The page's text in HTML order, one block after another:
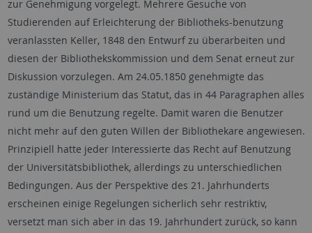
zur Genehmigung vorgelegt. Mehrere Gesuche von
Studierenden auf Erleichterung der Bibliotheks-benutzung
veranlassten Keller, 1848 den Entwurf zu überarbeiten und
diesen der Bibliothekskommission und dem Senat erneut zur
Diskussion vorzulegen. Am 24.05.1850 genehmigte das
zuständige Ministerium das Statut, das in 44 Paragraphen alles
rund um die Benutzung regelte. Damit waren die Benutzer
nicht mehr auf den guten Willen der Bibliothekare angewiesen.
Prinzipiell hatte jeder Interessierte das Recht auf Benutzung
der Universitätsbibliothek, allerdings zu unterschiedlichen
Bedingungen. Aus der Perspektive des 21. Jahrhunderts
erscheinen einige Regelungen sicherlich sehr restriktiv,
versetzt man sich aber in das 19. Jahrhundert zurück, so kann